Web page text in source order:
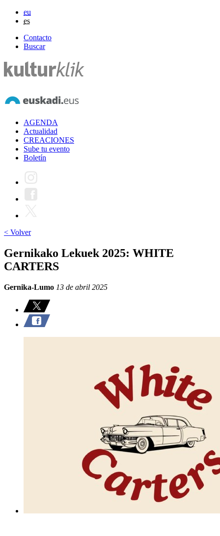
eu
es
Contacto
Buscar
AGENDA
Actualidad
CREACIONES
Sube tu evento
Boletín
< Volver
Gernikako Lekuek 2025: WHITE
CARTERS
Gernika-Lumo 13 de abril 2025